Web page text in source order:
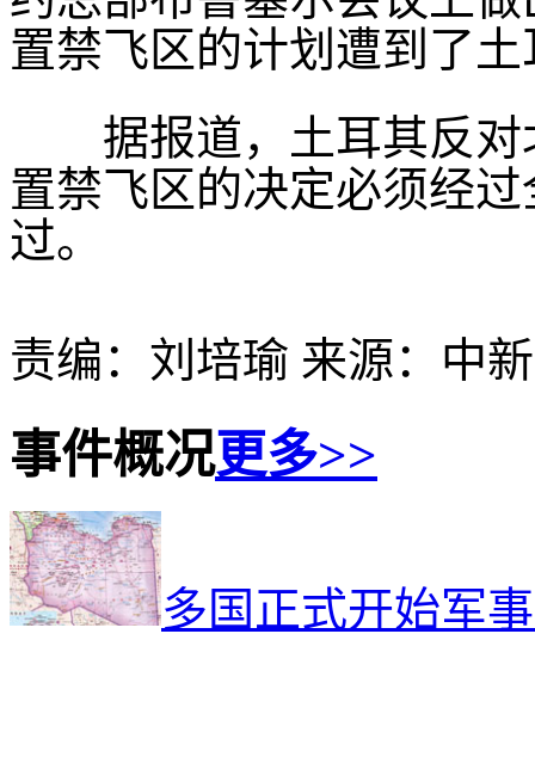
置禁飞区的计划遭到了
据报道，土耳其反对
置禁飞区的决定必须经
过。
责编：刘培瑜 来源：中
事件概况更多>>
多国正式开始军